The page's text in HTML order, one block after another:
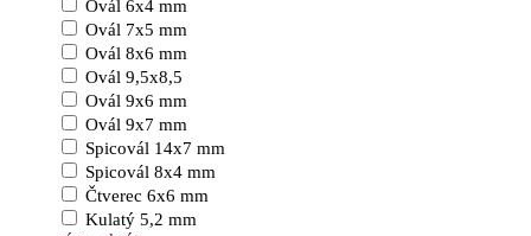
Ovál 6x4 mm
Ovál 7x5 mm
Ovál 8x6 mm
Ovál 9,5x8,5
Ovál 9x6 mm
Ovál 9x7 mm
Spicovál 14x7 mm
Spicovál 8x4 mm
Čtverec 6x6 mm
Kulatý 5,2 mm